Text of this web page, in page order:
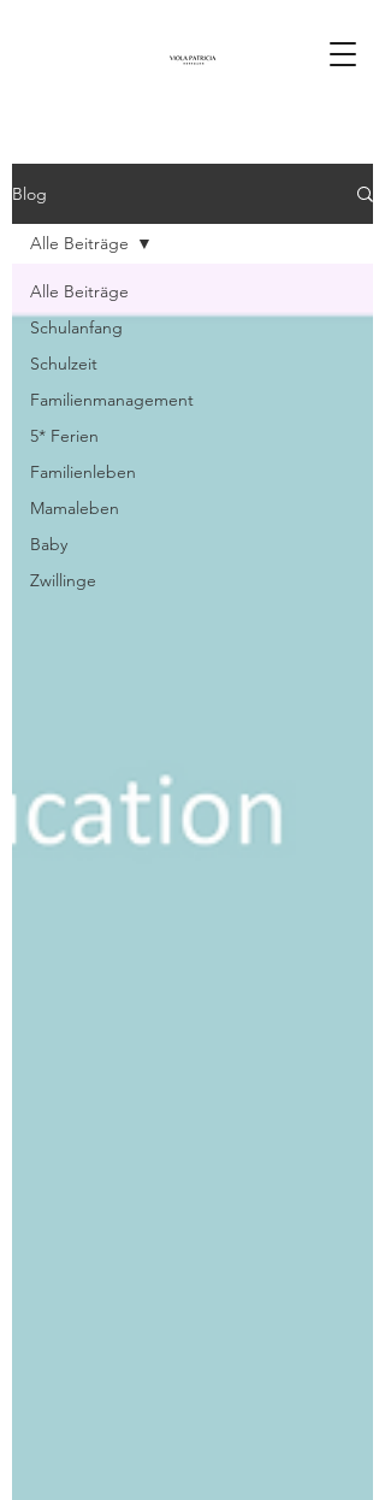
Blog
Alle Beiträge
Schulanfang
Schulzeit
Familienmanagement
5* Ferien
Familienleben
Mamaleben
Baby
Zwillinge
Alle Beiträge